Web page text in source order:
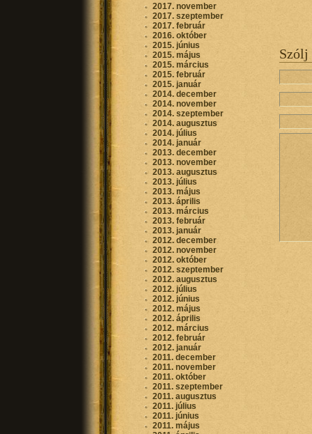
Szólj
2017. november
2017. szeptember
2017. február
2016. október
2015. június
2015. május
2015. március
2015. február
2015. január
2014. december
2014. november
2014. szeptember
2014. augusztus
2014. július
2014. január
2013. december
2013. november
2013. augusztus
2013. július
2013. május
2013. április
2013. március
2013. február
2013. január
2012. december
2012. november
2012. október
2012. szeptember
2012. augusztus
2012. július
2012. június
2012. május
2012. április
2012. március
2012. február
2012. január
2011. december
2011. november
2011. október
2011. szeptember
2011. augusztus
2011. július
2011. június
2011. május